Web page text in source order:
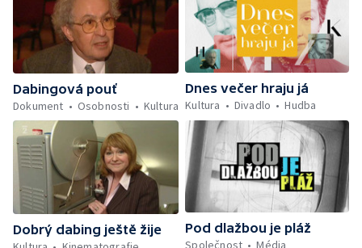
Dabingová pouť
Dokument
Osobnosti Kultura
Dnes večer hraju já
Kultura
Divadlo Hudba
Dobrý dabing ještě žije
Pod dlažbou je pláž